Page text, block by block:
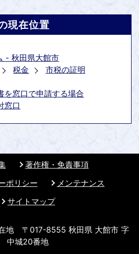
現在位置
- 秋田県大館市
税金
市税の証明
を窓口で申請する場合
窓口
著作権・免責事項
ポリシー
メンテナンス
サイトマップ
地 〒017-8555 秋田県 大館市 字
中城20番地